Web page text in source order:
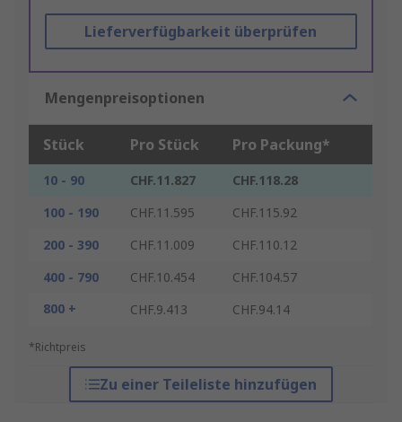
Lieferverfügbarkeit überprüfen
Mengenpreisoptionen
Stück Pro Stück Pro Packung*
10 - 90 CHF.11.827
CHF.118.28
100 - 190
CHF.11.595
CHF.115.92
200 - 390
CHF.11.009
CHF.110.12
400 - 790
CHF.10.454
CHF.104.57
800 +
CHF.9.413 CHF.94.14
*Richtpreis
Zu einer Teileliste hinzufügen